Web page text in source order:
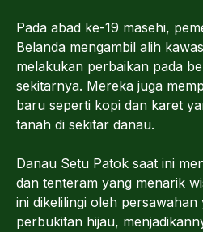
Pada abad ke-19 masehi,
Belanda mengambil alih
melakukan perbaikan pada
sekitarnya. Mereka juga
baru seperti kopi dan karet
tanah di sekitar danau.
Danau Setu Patok saat ini
dan tenteram yang menarik
ini dikelilingi oleh persawahan
perbukitan hijau,